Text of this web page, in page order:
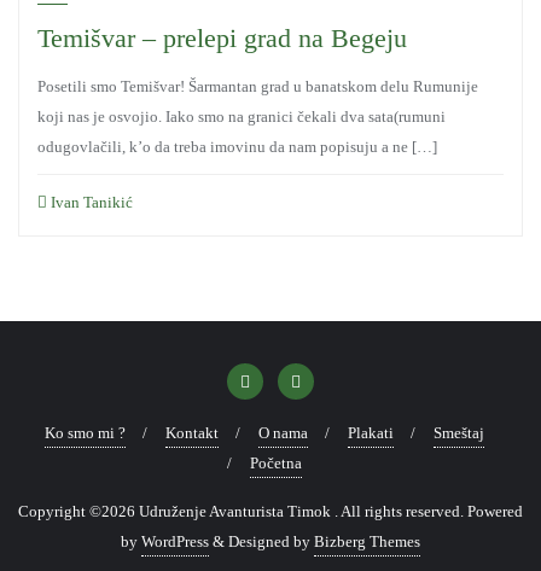
Temišvar – prelepi grad na Begeju
Posetili smo Temišvar! Šarmantan grad u banatskom delu Rumunije
koji nas je osvojio. Iako smo na granici čekali dva sata(rumuni
odugovlačili, k’o da treba imovinu da nam popisuju a ne […]
Ivan Tanikić
Ko smo mi ? Kontakt O nama Plakati
Smeštaj
Početna
Copyright ©2026 Udruženje Avanturista Timok . All rights reserved. Powered
by WordPress & Designed by Bizberg Themes